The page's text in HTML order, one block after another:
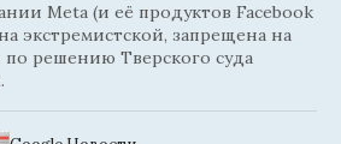
Meta (и её продуктов Facebook
экстремистской, запрещена на
решению Тверского суда